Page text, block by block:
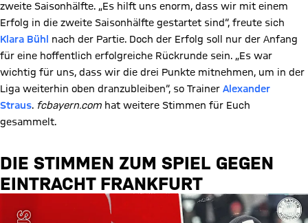
zweite Saisonhälfte. „Es hilft uns enorm, dass wir mit einem
Erfolg in die zweite Saisonhälfte gestartet sind“, freute sich
Klara Bühl
nach der Partie. Doch der Erfolg soll nur der Anfang
für eine hoffentlich erfolgreiche Rückrunde sein. „Es war
wichtig für uns, dass wir die drei Punkte mitnehmen, um in der
Liga weiterhin oben dranzubleiben“, so Trainer Alexander
Straus. fcbayern.com hat weitere Stimmen für Euch
gesammelt.
DIE STIMMEN ZUM SPIEL GEGEN
EINTRACHT FRANKFURT